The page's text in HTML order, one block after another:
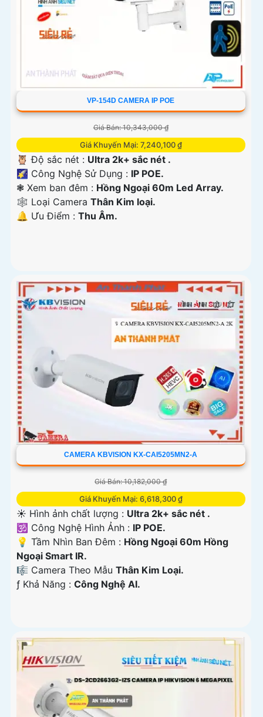
VP-154D CAMERA IP POE
Giá Bán: 10,343,000 ₫
Giá Khuyến Mại: 7,240,100 ₫
🦉 Độ sắc nét : Ultra 2k+ sắc nét .
🌠 Công Nghệ Sử Dụng : IP POE.
❃ Xem ban đêm : Hồng Ngoại 60m Led Array.
🕸️ Loại Camera Thân Kim loại.
️🔔 Ưu Điểm : Thu Âm.
CAMERA KBVISION KX-CAI5205MN2-A
Giá Bán: 10,182,000 ₫
Giá Khuyến Mại: 6,618,300 ₫
☀️ Hình ảnh chất lượng : Ultra 2k+ sắc nét .
🕉️ Công Nghệ Hình Ảnh : IP POE.
💡 Tầm Nhìn Ban Đêm : Hồng Ngoại 60m Hồng
Ngoại Smart IR.
🎼️ Camera Theo Mẫu Thân Kim Loại.
️ƒ Khả Năng : Công Nghệ AI.